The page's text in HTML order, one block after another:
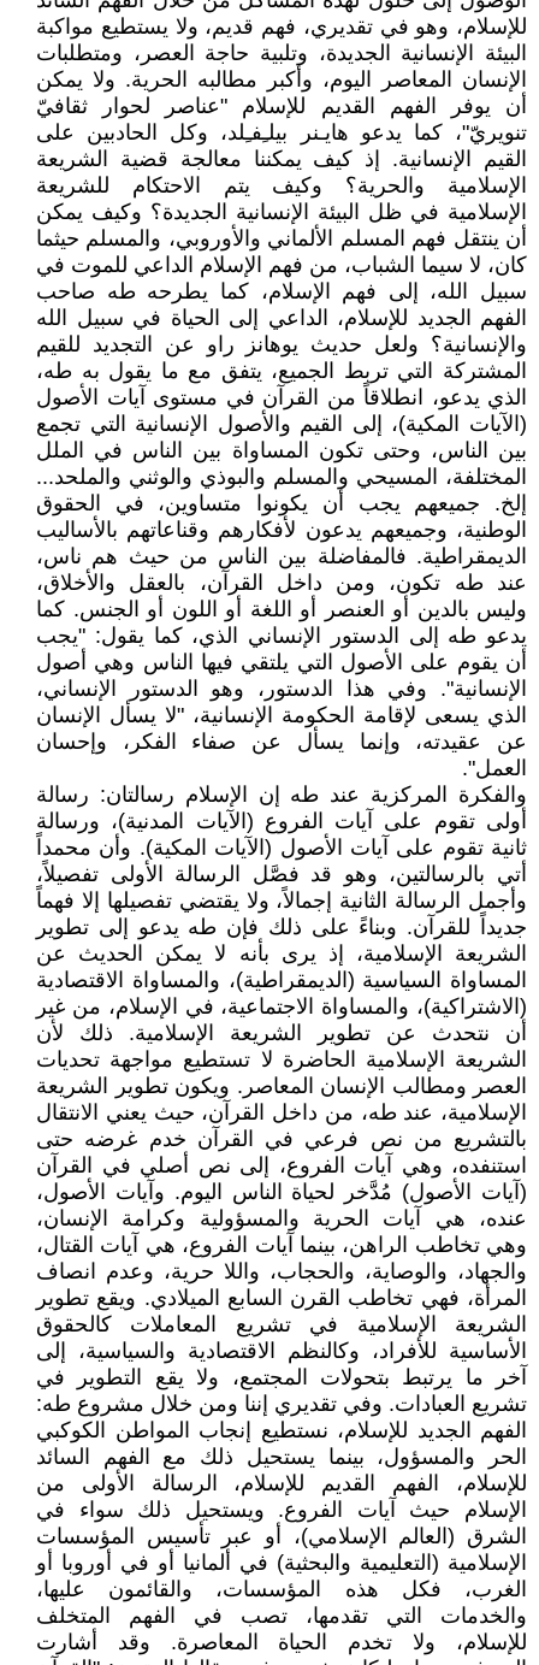
للإسلام، وهو في تقديري، فهم قديم، ولا يستطيع مواكبة
البيئة الإنسانية الجديدة، وتلبية حاجة العصر، ومتطلبات
الإنسان المعاصر اليوم، وأكبر مطالبه الحرية. ولا يمكن
أن يوفر الفهم القديم للإسلام "عناصر لحوار ثقافيّ
تنويريّ"، كما يدعو هايـنر بيلـِفـِلد، وكل الحادبين على
القيم الإنسانية. إذ كيف يمكننا معالجة قضية الشريعة
الإسلامية والحرية؟ وكيف يتم الاحتكام للشريعة
الإسلامية في ظل البيئة الإنسانية الجديدة؟ وكيف يمكن
أن ينتقل فهم المسلم الألماني والأوروبي، والمسلم حيثما
كان، لا سيما الشباب، من فهم الإسلام الداعي للموت في
سبيل الله، إلى فهم الإسلام، كما يطرحه طه صاحب
الفهم الجديد للإسلام، الداعي إلى الحياة في سبيل الله
والإنسانية؟ ولعل حديث يوهانز راو عن التجديد للقيم
المشتركة التي تربط الجميع، يتفق مع ما يقول به طه،
الذي يدعو، انطلاقاً من القرآن في مستوى آيات الأصول
(الآيات المكية)، إلى القيم والأصول الإنسانية التي تجمع
بين الناس، وحتى تكون المساواة بين الناس في الملل
المختلفة، المسيحي والمسلم والبوذي والوثني والملحد...
إلخ. جميعهم يجب أن يكونوا متساوين، في الحقوق
الوطنية، وجميعهم يدعون لأفكارهم وقناعاتهم بالأساليب
الديمقراطية. فالمفاضلة بين الناس من حيث هم ناس،
عند طه تكون، ومن داخل القرآن، بالعقل والأخلاق،
وليس بالدين أو العنصر أو اللغة أو اللون أو الجنس. كما
يدعو طه إلى الدستور الإنساني الذي، كما يقول: "يجب
أن يقوم على الأصول التي يلتقي فيها الناس وهي أصول
الإنسانية". وفي هذا الدستور، وهو الدستور الإنساني،
الذي يسعى لإقامة الحكومة الإنسانية، "لا يسأل الإنسان
عن عقيدته، وإنما يسأل عن صفاء الفكر، وإحسان
العمل".
والفكرة المركزية عند طه إن الإسلام رسالتان: رسالة
أولى تقوم على آيات الفروع (الآيات المدنية)، ورسالة
ثانية تقوم على آيات الأصول (الآيات المكية). وأن محمداً
أتي بالرسالتين، وهو قد فصَّل الرسالة الأولى تفصيلاً،
وأجمل الرسالة الثانية إجمالاً، ولا يقتضي تفصيلها إلا فهماً
جديداً للقرآن. وبناءً على ذلك فإن طه يدعو إلى تطوير
الشريعة الإسلامية، إذ يرى بأنه لا يمكن الحديث عن
المساواة السياسية (الديمقراطية)، والمساواة الاقتصادية
(الاشتراكية)، والمساواة الاجتماعية، في الإسلام، من غير
أن نتحدث عن تطوير الشريعة الإسلامية. ذلك لأن
الشريعة الإسلامية الحاضرة لا تستطيع مواجهة تحديات
العصر ومطالب الإنسان المعاصر. ويكون تطوير الشريعة
الإسلامية، عند طه، من داخل القرآن، حيث يعني الانتقال
بالتشريع من نص فرعي في القرآن خدم غرضه حتى
استنفده، وهي آيات الفروع، إلى نص أصلي في القرآن
(آيات الأصول) مُدَّخر لحياة الناس اليوم. وآيات الأصول،
عنده، هي آيات الحرية والمسؤولية وكرامة الإنسان،
وهي تخاطب الراهن، بينما آيات الفروع، هي آيات القتال،
والجهاد، والوصاية، والحجاب، واللا حرية، وعدم انصاف
المرأة، فهي تخاطب القرن السابع الميلادي. ويقع تطوير
الشريعة الإسلامية في تشريع المعاملات كالحقوق
الأساسية للأفراد، وكالنظم الاقتصادية والسياسية، إلى
آخر ما يرتبط بتحولات المجتمع، ولا يقع التطوير في
تشريع العبادات. وفي تقديري إننا ومن خلال مشروع طه:
الفهم الجديد للإسلام، نستطيع إنجاب المواطن الكوكبي
الحر والمسؤول، بينما يستحيل ذلك مع الفهم السائد
للإسلام، الفهم القديم للإسلام، الرسالة الأولى من
الإسلام حيث آيات الفروع. ويستحيل ذلك سواء في
الشرق (العالم الإسلامي)، أو عبر تأسيس المؤسسات
الإسلامية (التعليمية والبحثية) في ألمانيا أو في أوروبا أو
الغرب، فكل هذه المؤسسات، والقائمون عليها،
والخدمات التي تقدمها، تصب في الفهم المتخلف
للإسلام، ولا تخدم الحياة المعاصرة. وقد أشارت